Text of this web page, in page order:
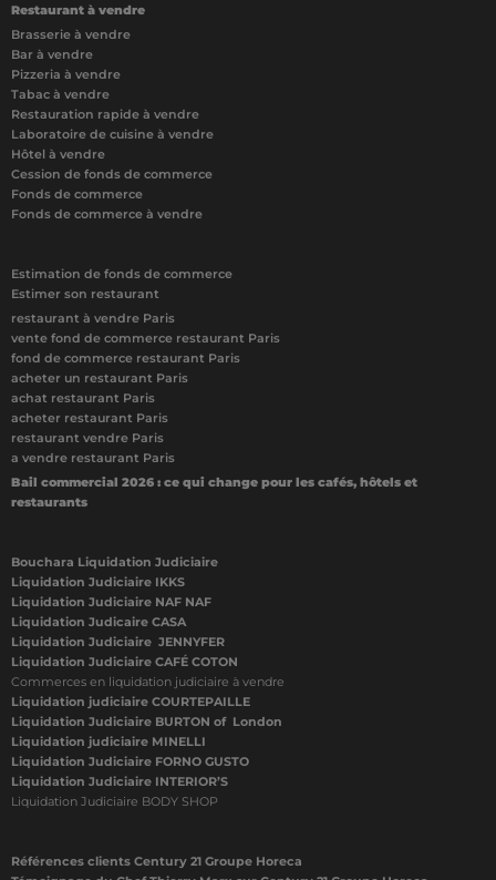
Restaurant à vendre
Brasserie à vendre
Bar à vendre
Pizzeria à vendre
Tabac à vendre
Restauration rapide à vendre
Laboratoire de cuisine à vendre
Hôtel à vendre
Cession de fonds de commerce
Fonds de commerce
Fonds de commerce à vendre
Estimation de fonds de commerce
Estimer son restaurant
restaurant à vendre Paris
vente fond de commerce restaurant Paris
fond de commerce restaurant Paris
acheter un restaurant Paris
achat restaurant Paris
acheter restaurant Paris
restaurant vendre Paris
a vendre restaurant Paris
Bail commercial 2026 : ce qui change pour les cafés, hôtels et
restaurants
Bouchara Liquidation Judiciaire
Liquidation Judiciaire IKKS
Liquidation Judiciaire NAF NAF
Liquidation Judicaire CASA
Liquidation Judiciaire JENNYFER
Liquidation Judiciaire CAFÉ COTON
Commerces en liquidation judiciaire à vendre
Liquidation judiciaire COURTEPAILLE
Liquidation Judiciaire BURTON of London
Liquidation judiciaire MINELLI
Liquidation Judiciaire FORNO GUSTO
Liquidation Judiciaire INTERIOR’S
Liquidation Judiciaire BODY SHOP
Références clients Century 21 Groupe Horeca